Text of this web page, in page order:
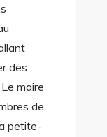
des
maire
de
petite-